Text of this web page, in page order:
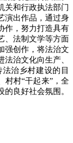
关和行政执法部门
演出作品，通过身
作，努力打造具有
、法制文学等方面
强创作，将法治文
治文化向生产、
治乡村建设的目
村村“干起来”，全
良好社会氛围。